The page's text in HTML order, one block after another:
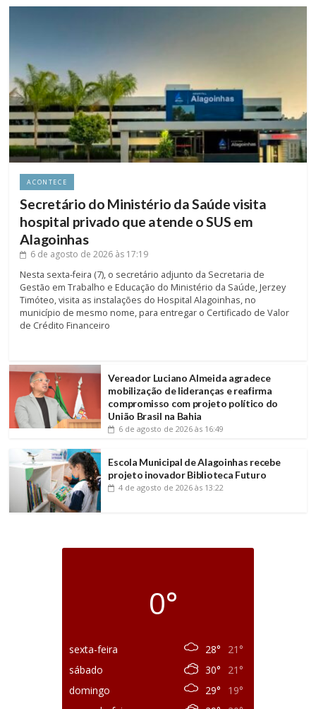
ACONTECE
Secretário do Ministério da Saúde visita
hospital privado que atende o SUS em
Alagoinhas
6 de agosto de 2026 às 17:19
Nesta sexta-feira (7), o secretário adjunto da Secretaria de
Gestão em Trabalho e Educação do Ministério da Saúde, Jerzey
Timóteo, visita as instalações do Hospital Alagoinhas, no
município de mesmo nome, para entregar o Certificado de Valor
de Crédito Financeiro
Vereador Luciano Almeida agradece
mobilização de lideranças e reafirma
compromisso com projeto político do
União Brasil na Bahia
6 de agosto de 2026 às 16:49
Escola Municipal de Alagoinhas recebe
projeto inovador Biblioteca Futuro
4 de agosto de 2026 às 13:22
0°
sexta-feira 28°
21°
sábado
30°
21°
domingo
29°
19°